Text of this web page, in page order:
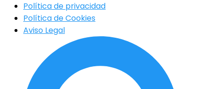
Política de privacidad
Política de Cookies
Aviso Legal